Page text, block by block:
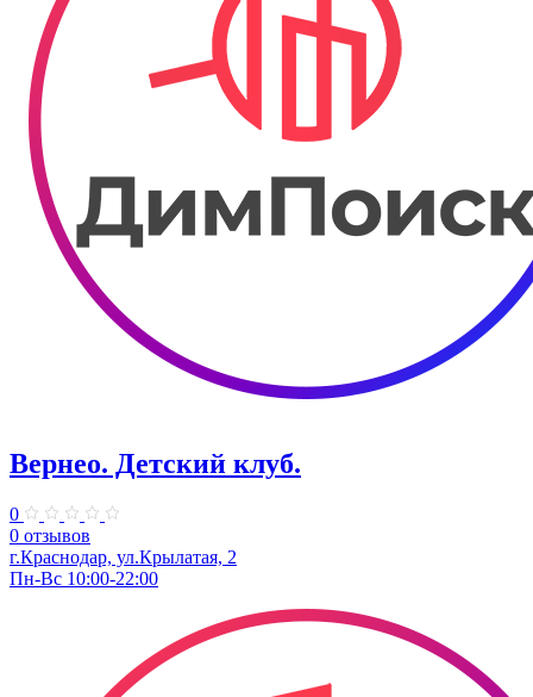
Вернео. Детский клуб.
0
0 отзывов
г.Краснодар, ул.Крылатая, 2
Пн-Вс 10:00-22:00